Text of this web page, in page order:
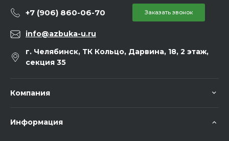
+7 (906) 860-06-70 Заказать звонок
info@azbuka-u.ru
г. Челябинск, ТК Кольцо, Дарвина, 18, 2 этаж,
секция 35
Компания
Информация